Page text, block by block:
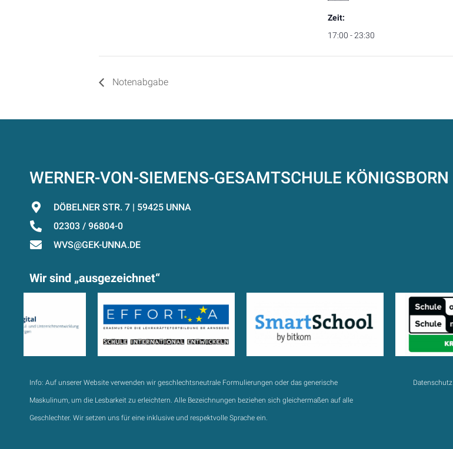
Zeit:
17:00 - 23:30
Notenabgabe
WERNER-VON-SIEMENS-GESAMTSCHULE KÖNIGSBORN
DÖBELNER STR. 7 | 59425 UNNA
02303 / 96804-0
WVS@GEK-UNNA.DE
Wir sind „ausgezeichnet“
Info: Auf unserer Website verwenden wir geschlechtsneutrale Formulierungen oder das generische
Maskulinum, um die Lesbarkeit zu erleichtern. Alle Bezeichnungen beziehen sich gleichermaßen auf alle
Geschlechter. Wir setzen uns für eine inklusive und respektvolle Sprache ein.
Datenschutz